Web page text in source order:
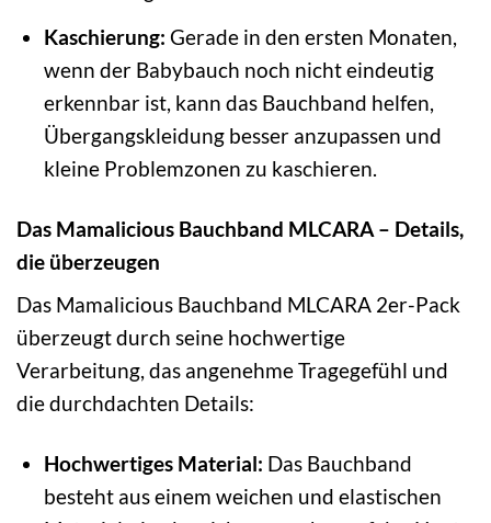
Kaschierung: Gerade in den ersten Monaten,
wenn der Babybauch noch nicht eindeutig
erkennbar ist, kann das Bauchband helfen,
Übergangskleidung besser anzupassen und
kleine Problemzonen zu kaschieren.
Das Mamalicious Bauchband MLCARA – Details,
die überzeugen
Das Mamalicious Bauchband MLCARA 2er-Pack
überzeugt durch seine hochwertige
Verarbeitung, das angenehme Tragegefühl und
die durchdachten Details:
Hochwertiges Material: Das Bauchband
besteht aus einem weichen und elastischen